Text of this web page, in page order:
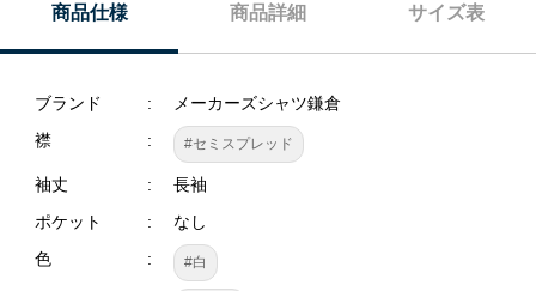
商品仕様 商品詳細 サイズ表
ブランド
メーカーズシャツ鎌倉
襟
#セミスプレッド
袖丈
長袖
ポケット
なし
色
#白